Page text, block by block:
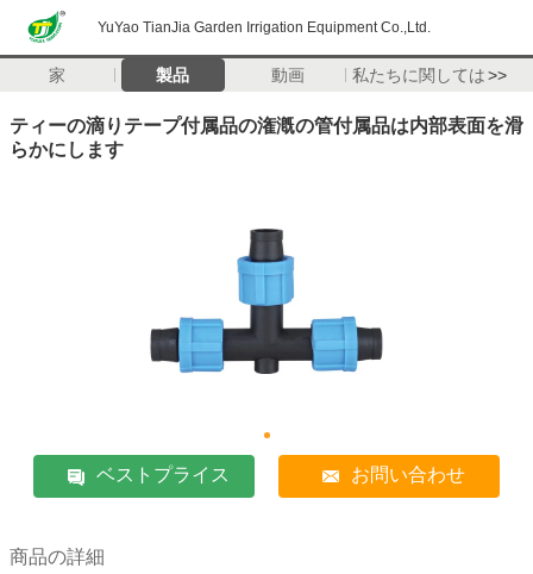
YuYao TianJia Garden Irrigation Equipment Co.,Ltd.
家 製品 動画 私たちに関しては>>
ティーの滴りテープ付属品の潅漑の管付属品は内部表面を滑
らかにします
ベストプライス お問い合わせ
商品の詳細